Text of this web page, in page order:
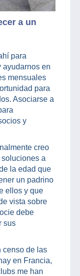
a un
para
ayudarnos en
mensuales
para
Asociarse a
y
creo
a
la edad que
un padrino
ellos y que
vista sobre
debe
sus
censo de las
en Francia,
me han